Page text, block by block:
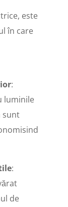
este
în care
:
luminile
sunt
:
de